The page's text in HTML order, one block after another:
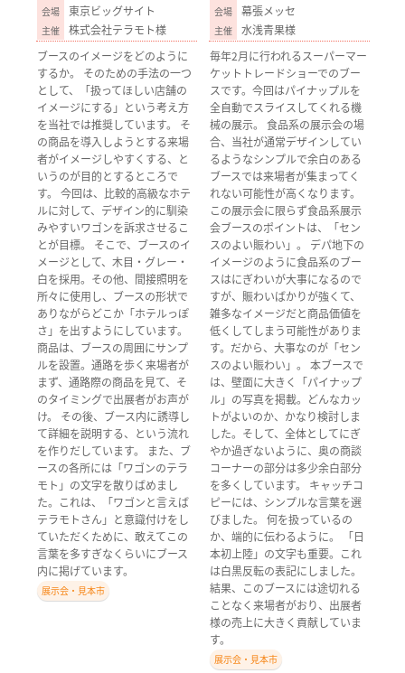
東京ビッグサイト
株式会社テラモト様
ブースのイメージをどのように
するか。 そのための手法の一つ
として、「扱ってほしい店舗の
イメージにする」という考え方
を当社では推奨しています。 そ
の商品を導入しようとする来場
者がイメージしやすくする、と
いうのが目的とするところで
す。 今回は、比較的高級なホテ
ルに対して、デザイン的に馴染
みやすいワゴンを訴求させるこ
とが目標。 そこで、ブースのイ
メージとして、木目・グレー・
白を採用。その他、間接照明を
所々に使用し、ブースの形状で
ありながらどこか「ホテルっぽ
さ」を出すようにしています。
商品は、ブースの周囲にサンプ
ルを設置。通路を歩く来場者が
まず、通路際の商品を見て、そ
のタイミングで出展者がお声が
け。 その後、ブース内に誘導し
て詳細を説明する、という流れ
を作りだしています。 また、ブ
ースの各所には「ワゴンのテラ
モト」の文字を散りばめまし
た。これは、「ワゴンと言えば
テラモトさん」と意識付けをし
ていただくために、敢えてこの
言葉を多すぎなくらいにブース
内に掲げています。
展示会・見本市
幕張メッセ
水浅青果様
毎年2月に行われるスーパーマー
ケットトレードショーでのブー
スです。今回はパイナップルを
全自動でスライスしてくれる機
械の展示。 食品系の展示会の場
合、当社が通常デザインしてい
るようなシンプルで余白のある
ブースでは来場者が集まってく
れない可能性が高くなります。
この展示会に限らず食品系展示
会ブースのポイントは、「セン
スのよい賑わい」。 デパ地下の
イメージのように食品系のブー
スはにぎわいが大事になるので
すが、賑わいばかりが強くて、
雑多なイメージだと商品価値を
低くしてしまう可能性がありま
す。だから、大事なのが「セン
スのよい賑わい」。 本ブースで
は、壁面に大きく「パイナップ
ル」の写真を掲載。どんなカッ
トがよいのか、かなり検討しま
した。そして、全体としてにぎ
やか過ぎないように、奥の商談
コーナーの部分は多少余白部分
を多くしています。 キャッチコ
ピーには、シンプルな言葉を選
びました。 何を扱っているの
か、端的に伝わるように。 「日
本初上陸」の文字も重要。これ
は白黒反転の表記にしました。
結果、このブースには途切れる
ことなく来場者がおり、出展者
様の売上に大きく貢献していま
す。
展示会・見本市